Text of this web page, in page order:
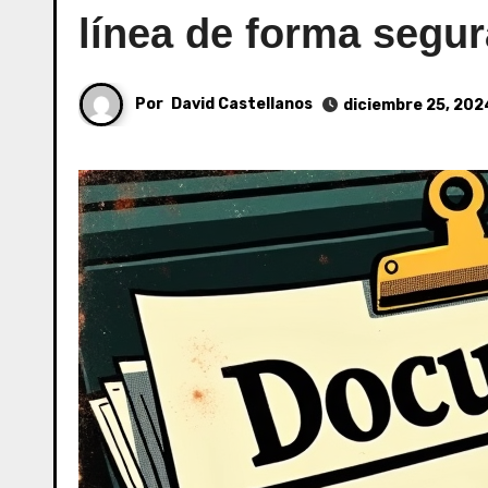
línea de forma
Por David Castellanos diciembre 25,